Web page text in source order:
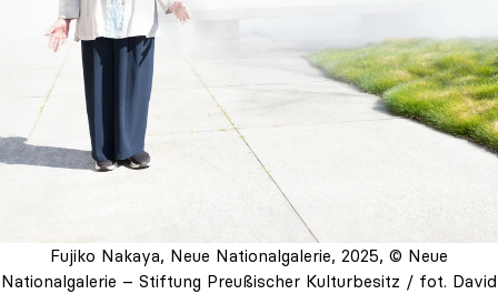
Fujiko Nakaya, Neue Nationalgalerie, 2025, © Neue
Nationalgalerie – Stiftung Preußischer Kulturbesitz / fot. David